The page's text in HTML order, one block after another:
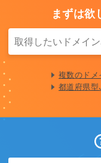
まずは欲
複数のドメ
都道府県型